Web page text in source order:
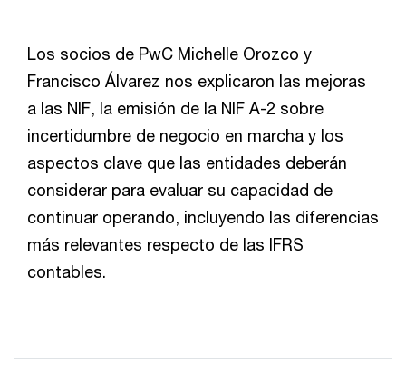
Los socios de PwC Michelle Orozco y
Francisco Álvarez nos explicaron las mejoras
a las NIF, la emisión de la NIF A-2 sobre
incertidumbre de negocio en marcha y los
aspectos clave que las entidades deberán
considerar para evaluar su capacidad de
continuar operando, incluyendo las diferencias
más relevantes respecto de las IFRS
contables.